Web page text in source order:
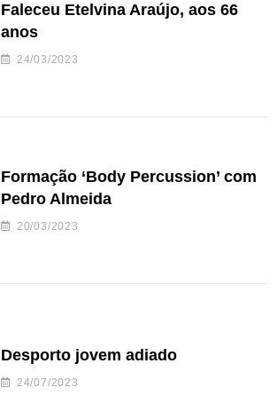
Faleceu Etelvina Araújo, aos 66
anos
24/03/2023
Formação ‘Body Percussion’ com
Pedro Almeida
20/03/2023
Desporto jovem adiado
24/07/2023